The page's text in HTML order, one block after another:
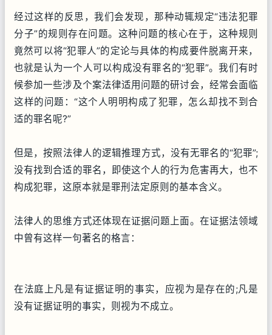
经过这样的反思，我们会发现，那种动辄规定“违法犯罪
分子”的规则存在问题。这种问题的核心在于，这种规则
竟然可以将“犯罪人”的定论与具体的构成要件脱离开来，
也就是认为一个人可以构成没有罪名的“犯罪”。我们有时
候参加一些涉及个案法律适用问题的研讨会，经常会面临
这样的问题：“这个人明明构成了犯罪，怎么却找不到合
适的罪名呢?”
但是，按照法律人的逻辑推理方式，没有无罪名的“犯罪”;
没有找到合适的罪名，即使这个人的行为危害再大，也不
构成犯罪，这原本就是罪刑法定原则的基本含义。
法律人的思维方式还体现在证据问题上面。在证据法领域
中曾有这样一句著名的格言：
在法庭上凡是有证据证明的事实，应视为是存在的;凡是
没有证据证明的事实，则视为不成立。